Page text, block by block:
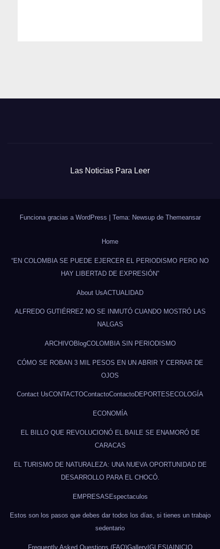
Las Noticias Para Leer
Funciona gracias a WordPress Tema: Newsup de Themeansar
Home
“EN COLOMBIA SE PUEDE EJERCER EL PERIODISMO PERO NO
HAY LIBERTAD DE EXPRESIÓN”
About UsACTUALIDAD
ALFREDO GUTIÉRREZ NO SE INMUTÓ CUANDO MOSTRÓ LAS
NALGAS
ARCHIVOBlogCOLOMBIA SIN PERIODISMO
CÓMO SE ROBAN 3 MIL PESOS EN UN ABRIR Y CERRAR DE
OJOS
Contact UsCONTACTOContactoContactoDEPORTES ECOLOGÍA
ECONOMÍA
EL BILLO QUE REVOLUCIONÓ EL BAILE SE ENAMORÓ DE
CARACAS
EL TURISMO DE NATURALEZA: UNA NUEVA OPORTUNIDAD DE
DESARROLLO PARA EL CHOCÓ.
EMPRESASEspectaculos
Estos son los pasos que debes dar todos los días, si tienes un trabajo
sedentario
Frequently Asked Questions (FAQ)GalleryIGLESIA INICIO